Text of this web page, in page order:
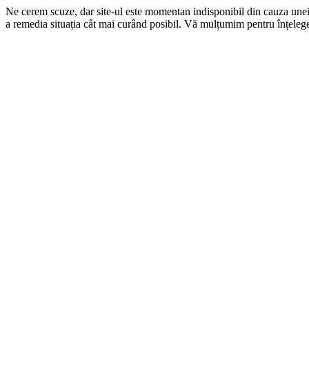
Ne cerem scuze, dar site-ul este momentan indisponibil din cauza
a remedia situația cât mai curând posibil. Vă mulțumim pentru